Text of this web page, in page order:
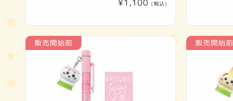
通
¥1,100 (税込)
販売開始前 販売開始前